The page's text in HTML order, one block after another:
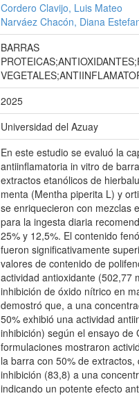
Cordero Clavijo, Luis Mateo
Narváez Chacón, Diana
BARRAS
2025
Universidad del Azuay
En este estudio se evaluó la
antiinflamatoria in vitro de
extractos etanólicos de
menta (Mentha piperita L) y
se enriquecieron con mezclas
para la ingesta diaria
25% y 12,5%. El contenido
fueron significativamente
valores de contenido de
actividad antioxidante (502,77
inhibición de óxido nítrico en
demostró que, a una
50% exhibió una actividad
inhibición) según el ensayo de
formulaciones mostraron
la barra con 50% de
inhibición (83,8) a una
indicando un potente efecto